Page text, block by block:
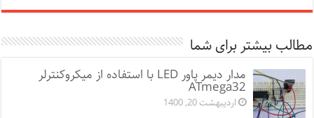
مطالب بیشتر برای شما
مدار دیمر پاور LED با استفاده از میکروکنترلر
ATmega32
اردیبهشت 20, 1400